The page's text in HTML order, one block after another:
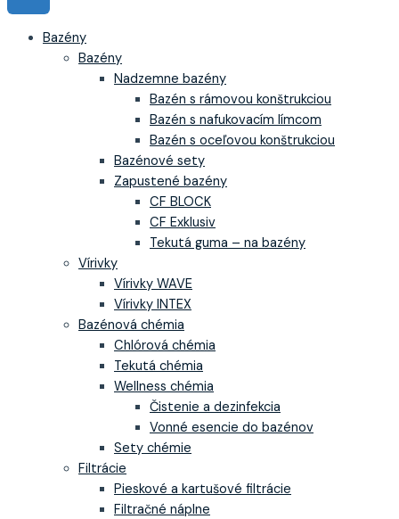
Bazény
Bazény
Nadzemne bazény
Bazén s rámovou konštrukciou
Bazén s nafukovacím límcom
Bazén s oceľovou konštrukciou
Bazénové sety
Zapustené bazény
CF BLOCK
CF Exklusiv
Tekutá guma – na bazény
Vírivky
Vírivky WAVE
Vírivky INTEX
Bazénová chémia
Chlórová chémia
Tekutá chémia
Wellness chémia
Čistenie a dezinfekcia
Vonné esencie do bazénov
Sety chémie
Filtrácie
Pieskové a kartušové filtrácie
Filtračné náplne